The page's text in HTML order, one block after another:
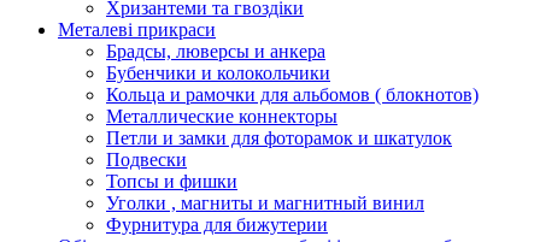
Хризантеми та гвоздіки
Металеві прикраси
Брадсы, люверсы и анкера
Бубенчики и колокольчики
Кольца и рамочки для альбомов ( блокнотов)
Металлические коннекторы
Петли и замки для фоторамок и шкатулок
Подвески
Топсы и фишки
Уголки , магниты и магнитный винил
Фурнитура для бижутерии